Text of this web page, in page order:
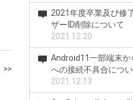
>>
2021年度卒業及び修
ザーID削除について
2021.12.20
Android11一部端末
への接続不具合につ
2021.12.13